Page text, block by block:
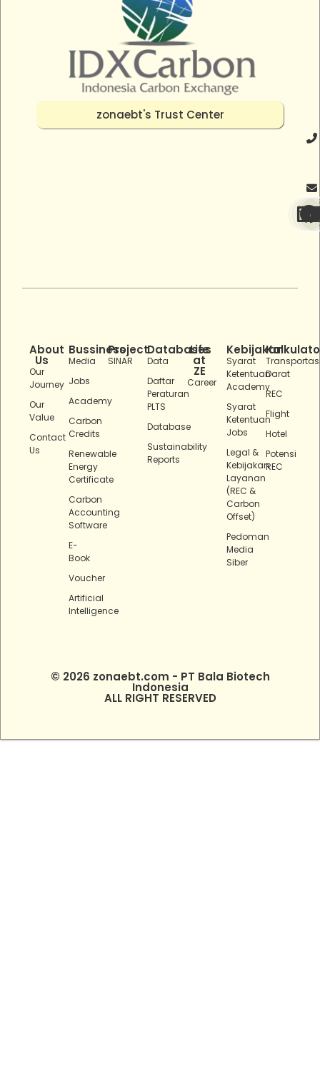
zonaebt's Trust Center
About
Us
Our
Journey
Our
Value
Contact
Us
Bussiness
Media
Jobs
Academy
Carbon
Credits
Renewable
Energy
Certificate
Carbon
Accounting
Software
E-
Book
Voucher
Artificial
Intelligence
Project
SINAR
Databases
Data
Daftar
Peraturan
PLTS
Database
Sustainability
Reports
Life
at
ZE
Career
Kebijakan
Syarat
Ketentuan
Academy
Syarat
Ketentuan
Jobs
Legal &
Kebijakan
Layanan
(REC &
Carbon
Offset)
Pedoman
Media
Siber
Darat
REC
Flight
Hotel
Potensi
REC
© 2026 zonaebt.com - PT Bala Biotech
Indonesia
ALL RIGHT RESERVED